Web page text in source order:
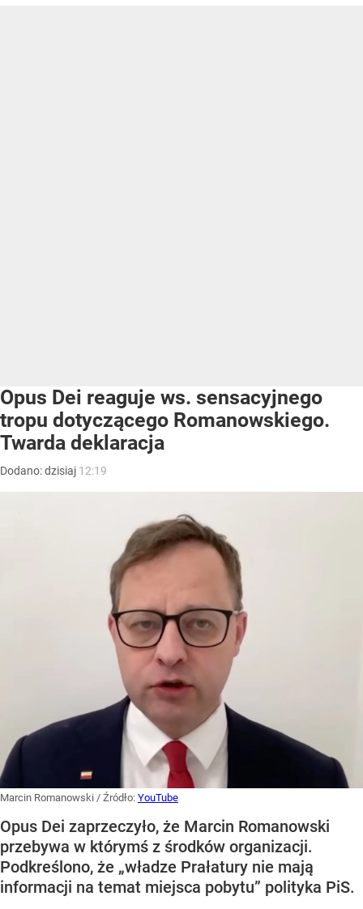
Opus Dei reaguje ws. sensacyjnego
tropu dotyczącego Romanowskiego.
Twarda deklaracja
Dodano:dzisiaj 12:19
Marcin Romanowski / Źródło: YouTube
Opus Dei zaprzeczyło, że Marcin Romanowski
przebywa w którymś z środków organizacji.
Podkreślono, że „władze Prałatury nie mają
informacji na temat miejsca pobytu” polityka PiS.